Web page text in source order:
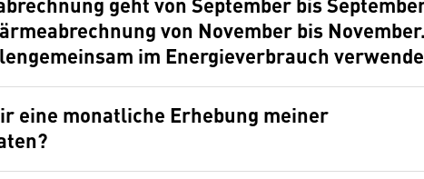
von November bis
im Energieverbrauch
eine monatliche Erhebung meiner